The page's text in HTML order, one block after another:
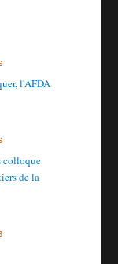
l'AFDA
colloque
de la